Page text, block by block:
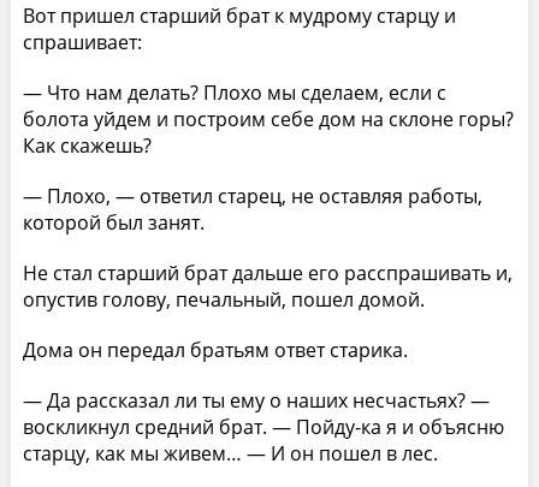
Вот пришел старший брат к мудрому старцу и
спрашивает:
— Что нам делать? Плохо мы сделаем, если с
болота уйдем и построим себе дом на склоне горы?
Как скажешь?
— Плохо, — ответил старец, не оставляя работы,
которой был занят.
Не стал старший брат дальше его расспрашивать и,
опустив голову, печальный, пошел домой.
Дома он передал братьям ответ старика.
— Да рассказал ли ты ему о наших несчастьях? —
воскликнул средний брат. — Пойду-ка я и объясню
старцу, как мы живем… — И он пошел в лес.